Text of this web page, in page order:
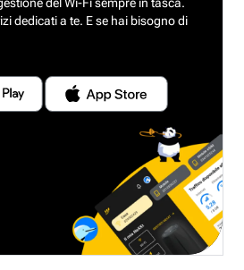
del Wi-Fi sempre in tasca.
dedicati a te. E se hai bisogno di